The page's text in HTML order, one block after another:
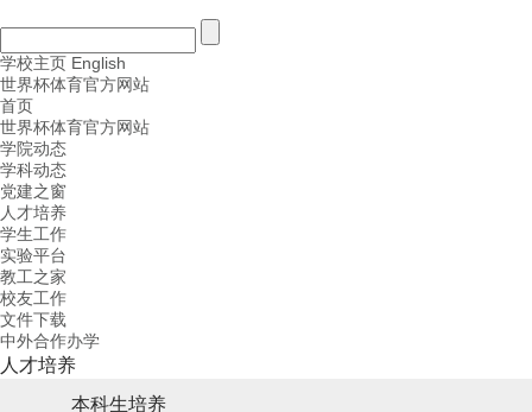
学校主页 English
世界杯体育官方网站
首页
世界杯体育官方网站
学院动态
学科动态
党建之窗
人才培养
学生工作
实验平台
教工之家
校友工作
文件下载
中外合作办学
人才培养
本科生培养